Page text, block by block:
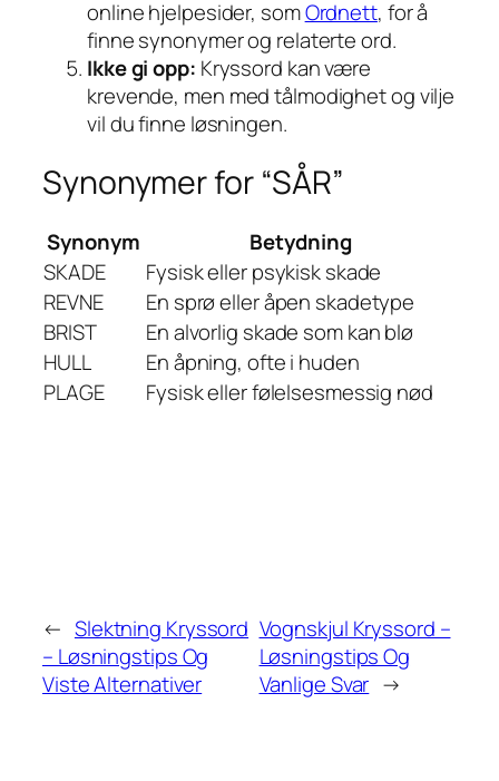
online hjelpesider, somOrdnett, for å
finne synonymer og relaterte ord.
Ikke gi opp: Kryssord kan være
krevende, men med tålmodighet og vilje
vil du finne løsningen.
Synonymer for “SÅR”
Synonym
Betydning
SKADE
Fysisk eller psykisk skade
REVNE
En sprø eller åpen skadetype
BRIST
En alvorlig skade som kan blø
HULL
En åpning, ofte i huden
PLAGE
Fysisk eller følelsesmessig nød
← Slektning Kryssord
– Løsningstips Og
Viste Alternativer
Vognskjul Kryssord –
Løsningstips Og
Vanlige Svar →